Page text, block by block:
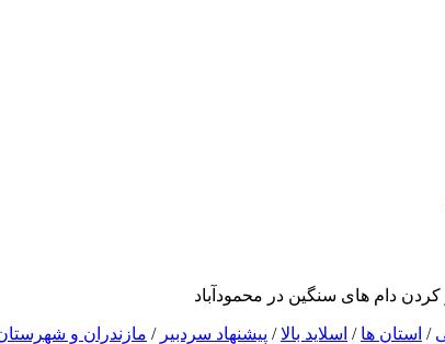
دام های سنگین در محمودآباد
/ استان ها / اسلاید بالا/ پیشنهاد سردبیر / مازندران و